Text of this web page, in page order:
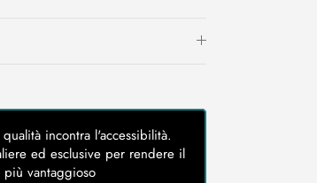
incontra l'accessibilità.
ed esclusive per rendere il
vantaggioso